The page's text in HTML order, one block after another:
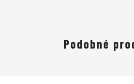
Podobné